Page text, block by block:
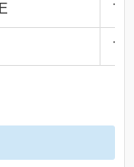
Ｔ
Ｔ